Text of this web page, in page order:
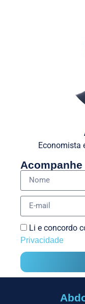
Economista
Li e concordo
Privacidade